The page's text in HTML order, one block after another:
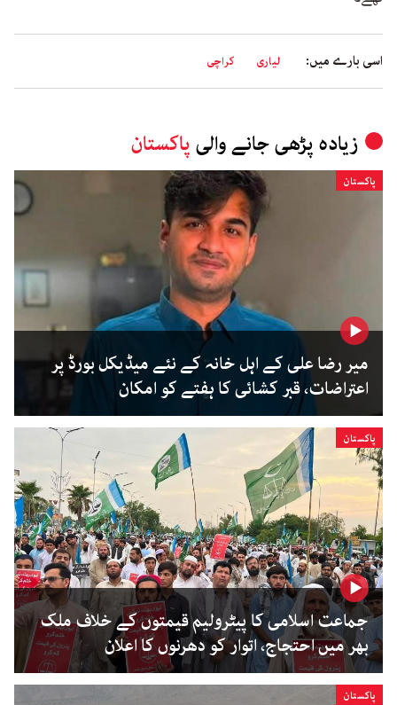
اسی بارے میں: لیاری کراچی
زیادہ پڑھی جانے والی پاکستان
پاکستان
میر رضا علی کے اہل خانہ کے نئے میڈیکل بورڈ پر
اعتراضات، قبر کشائی کا ہفتے کو امکان
پاکستان
جماعت اسلامی کا پیٹرولیم قیمتوں کے خلاف ملک
بھر میں احتجاج، اتوار کو دھرنوں کا اعلان
پاکستان